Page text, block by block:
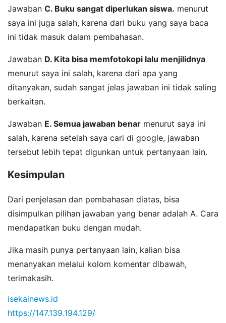
Jawaban C. Buku sangat diperlukan siswa. menurut
saya ini juga salah, karena dari buku yang saya baca
ini tidak masuk dalam pembahasan.
Jawaban D. Kita bisa memfotokopi lalu menjilidnya
menurut saya ini salah, karena dari apa yang
ditanyakan, sudah sangat jelas jawaban ini tidak saling
berkaitan.
Jawaban E. Semua jawaban benar menurut saya ini
salah, karena setelah saya cari di google, jawaban
tersebut lebih tepat digunkan untuk pertanyaan lain.
Kesimpulan
Dari penjelasan dan pembahasan diatas, bisa
disimpulkan pilihan jawaban yang benar adalah A. Cara
mendapatkan buku dengan mudah.
Jika masih punya pertanyaan lain, kalian bisa
menanyakan melalui kolom komentar dibawah,
terimakasih.
isekainews.id
https://147.139.194.129/